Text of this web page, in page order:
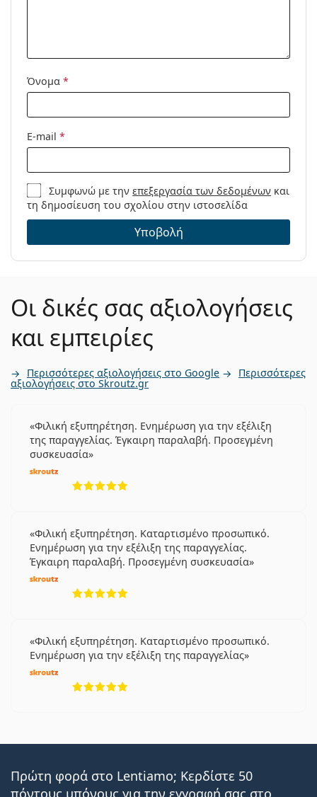
Όνομα *
E-mail *
Συμφωνώ με τηνεπεξεργασία των δεδομένων και
τη δημοσίευση του σχολίου στην ιστοσελίδα
Υποβολή
Οι δικές σας αξιολογήσεις
και εμπειρίες
Περισσότερες αξιολογήσεις στο Google Περισσότερες
αξιολογήσεις στο Skroutz.gr
Φιλική εξυπηρέτηση. Ενημέρωση για την εξέλιξη
της παραγγελίας. Έγκαιρη παραλαβή. Προσεγμένη
συσκευασία
Φιλική εξυπηρέτηση. Καταρτισμένο προσωπικό.
Ενημέρωση για την εξέλιξη της παραγγελίας.
Έγκαιρη παραλαβή. Προσεγμένη συσκευασία
Φιλική εξυπηρέτηση. Καταρτισμένο προσωπικό.
Ενημέρωση για την εξέλιξη της παραγγελίας
Πρώτη φορά στο Lentiamo; Κερδίστε 50
πόντους μπόνους για την εγγραφή σας στο